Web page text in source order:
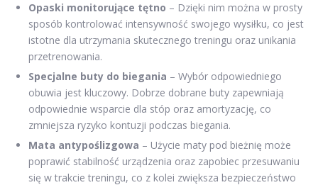
Opaski monitorujące tętno – Dzięki nim można w prosty
sposób kontrolować intensywność swojego wysiłku, co jest
istotne dla utrzymania skutecznego treningu oraz unikania
przetrenowania.
Specjalne buty do biegania – Wybór odpowiedniego
obuwia jest kluczowy. Dobrze dobrane buty zapewniają
odpowiednie wsparcie dla stóp oraz amortyzację, co
zmniejsza ryzyko kontuzji podczas biegania.
Mata antypoślizgowa – Użycie maty pod bieżnię może
poprawić stabilność urządzenia oraz zapobiec przesuwaniu
się w trakcie treningu, co z kolei zwiększa bezpieczeństwo